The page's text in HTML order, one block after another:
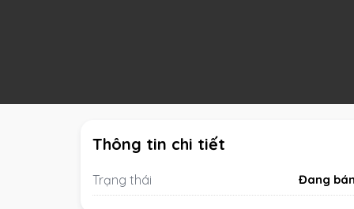
Thông tin chi tiết
Trạng thái Đang bán